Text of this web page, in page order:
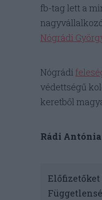
fb-tag lett a
Nógrádi
Nógrádi
védettségű
keretből
Rádi Antónia